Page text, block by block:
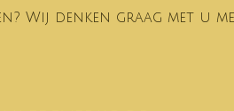
Wij denken graag met u